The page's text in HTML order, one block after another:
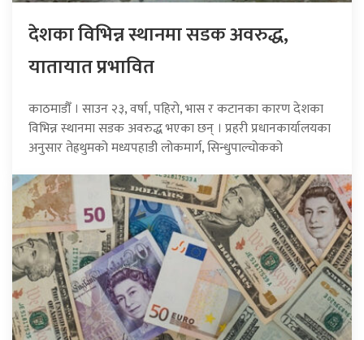
देशका विभिन्न स्थानमा सडक अवरुद्ध,
यातायात प्रभावित
काठमाडौँ । साउन २३, वर्षा, पहिरो, भास र कटानका कारण देशका
विभिन्न स्थानमा सडक अवरुद्ध भएका छन् । प्रहरी प्रधानकार्यालयका
अनुसार तेह्रथुमको मध्यपहाडी लोकमार्ग, सिन्धुपाल्चोकको